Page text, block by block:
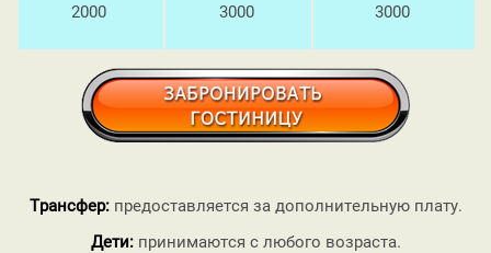
2000 3000 3000
Трансфер: предоставляется за дополнительную плату.
Дети: принимаются с любого возраста.